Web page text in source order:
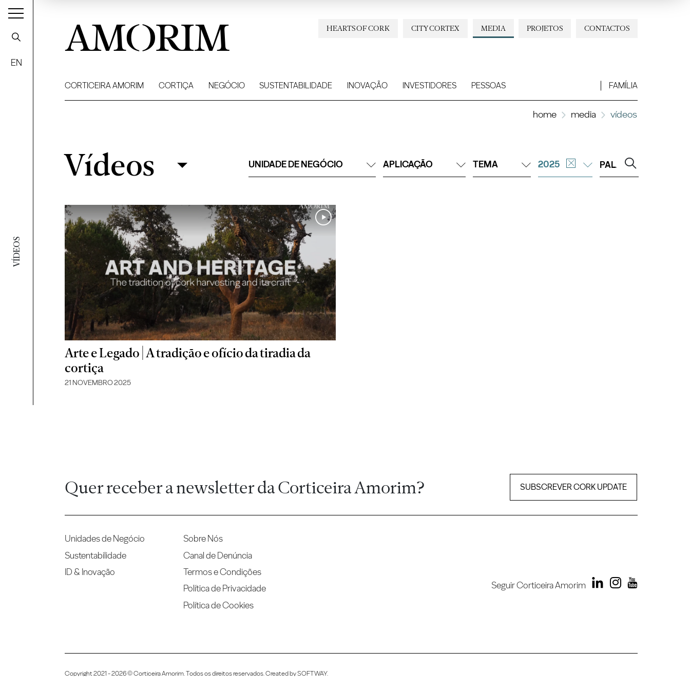
VÍDEOS
EN
AMORIM CONTACTOS
PROJETOS
MEDIA
CITY CORTEX
HEARTS OF CORK
CORTICEIRA AMORIM CORTIÇA NEGÓCIO SUSTENTABILIDADE INOVAÇÃO INVESTIDORES PESSOAS FAMÍLIA
home media vídeos
Filtrar
Vídeos UNIDADE DE NEGÓCIO APLICAÇÃO TEMA 2025
Arte e Legado | A tradição e ofício da tiradia da
cortiça
21 NOVEMBRO 2025
Quer receber a newsletter da Corticeira Amorim? SUBSCREVER CORK UPDATE
Unidades de Negócio
Sustentabilidade
ID & Inovação
Sobre Nós
Canal de Denúncia
Termos e Condições
Política de Privacidade
Política de Cookies
Seguir Corticeira Amorim
Copyright 2021 - 2026 © Corticeira Amorim. Todos os direitos reservados. Created bySOFTWAY.